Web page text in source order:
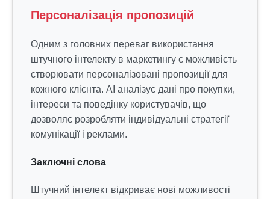
Персоналізація пропозицій
Одним з головних переваг використання
штучного інтелекту в маркетингу є можливість
створювати персоналізовані пропозиції для
кожного клієнта. AI аналізує дані про покупки,
інтереси та поведінку користувачів, що
дозволяє розробляти індивідуальні стратегії
комунікації і реклами.
Заключні слова
Штучний інтелект відкриває нові можливості